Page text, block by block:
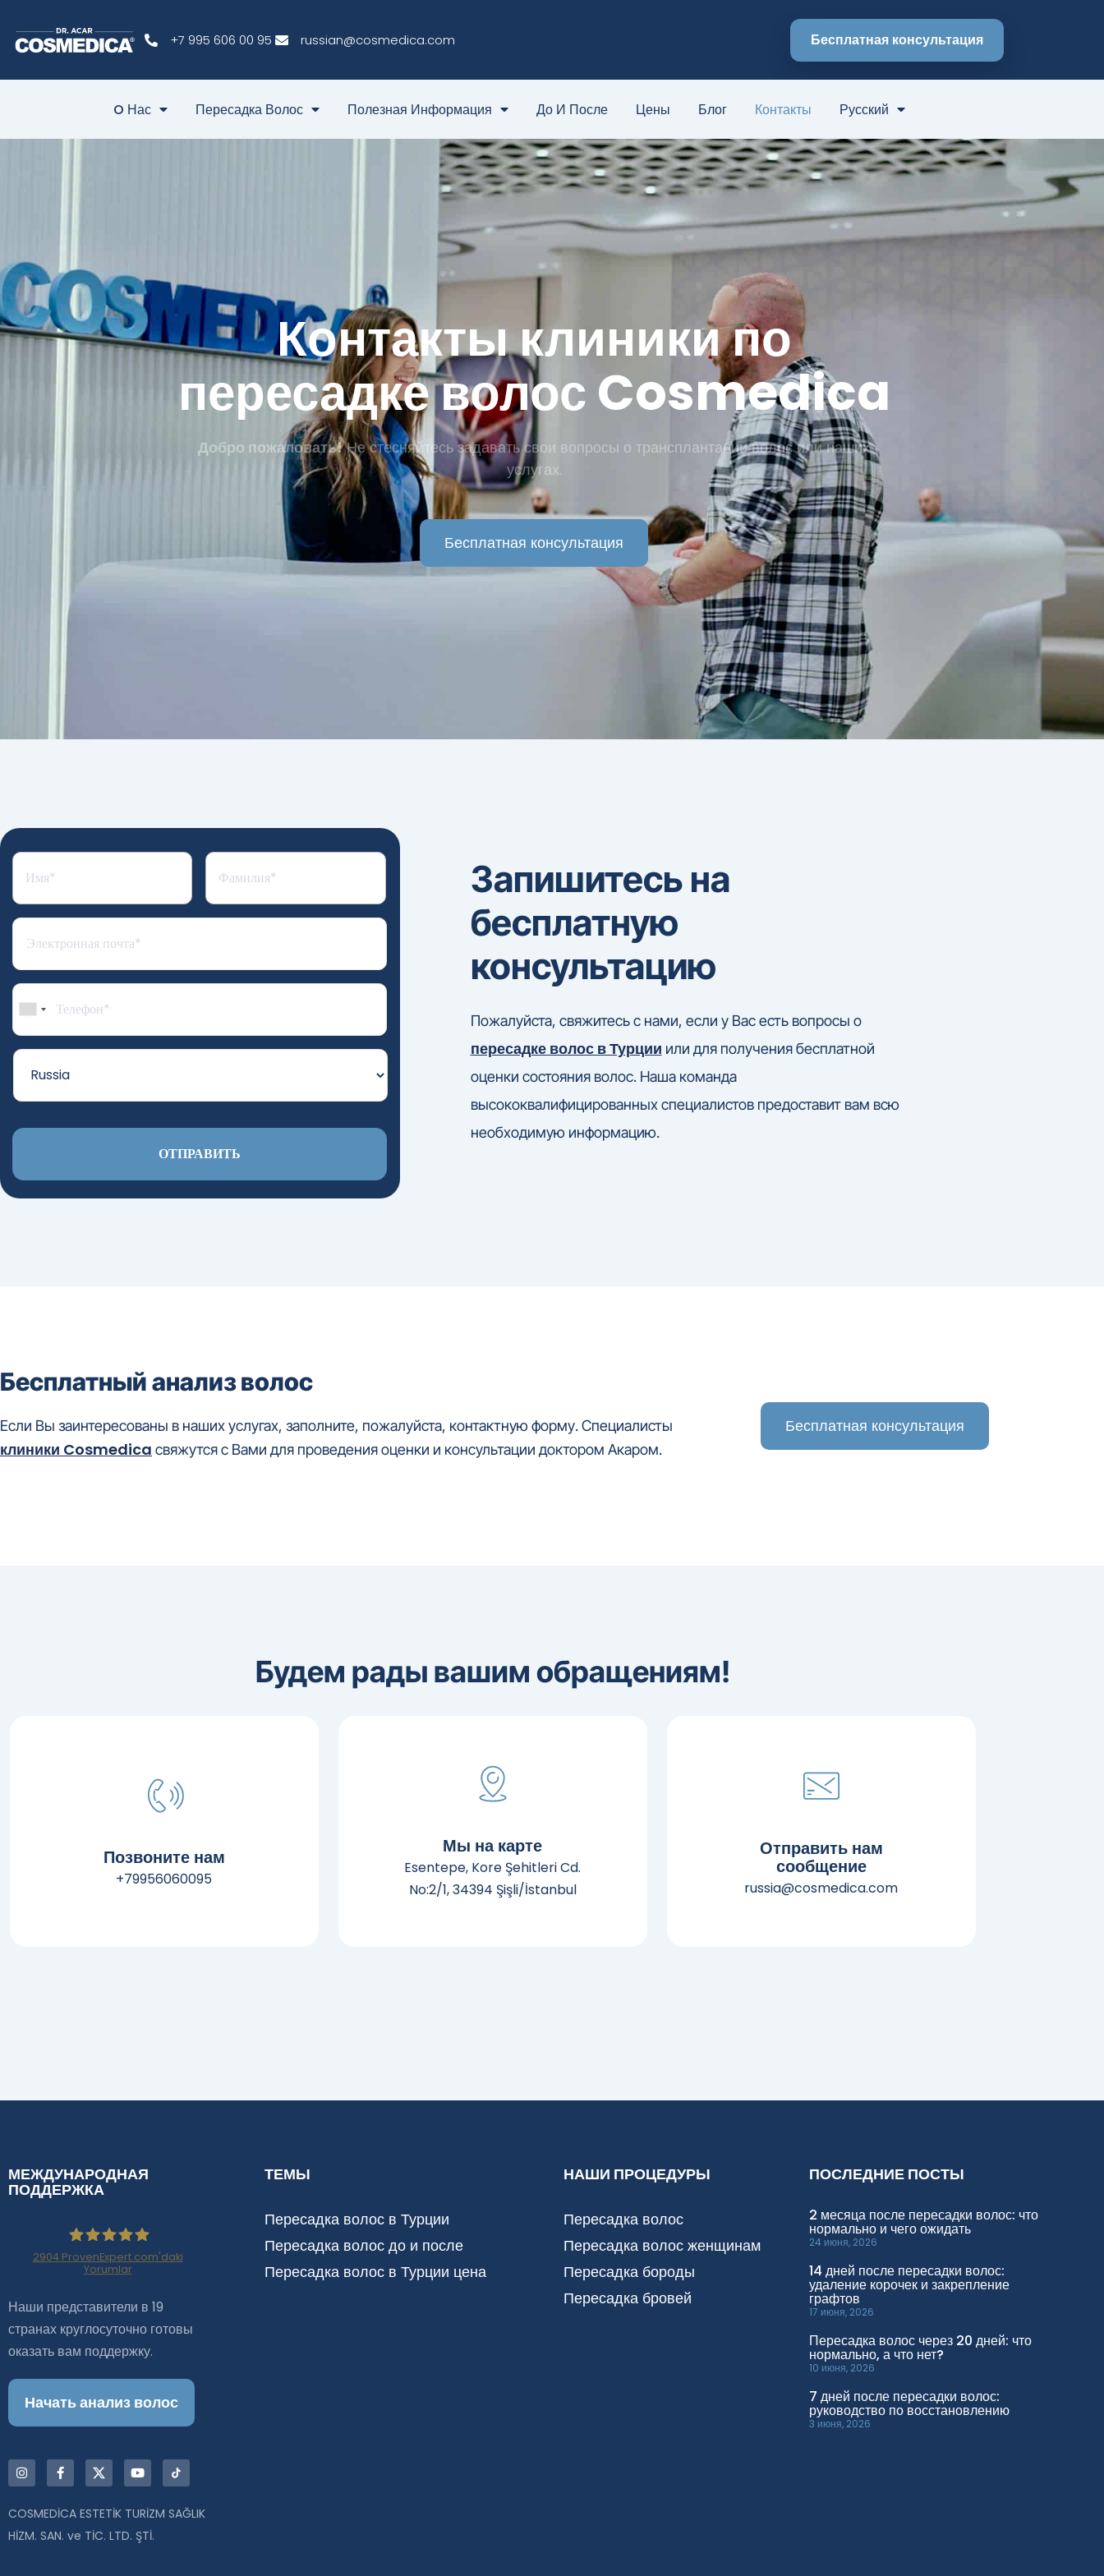
+7 995 606 00 95 russian@cosmedica.com Бесплатная консультация
O Нас Пересадка Волос Полезная Информация До И После Цены Блог Контакты Русский
Контакты клиники по
пересадке волос Cosmedica
Добро пожаловать!Не стесняйтесь задавать свои вопросы о трансплантации волос или наших
услугах.
Бесплатная консультация
Запишитесь на
бесплатную
консультацию
Пожалуйста, свяжитесь с нами, если у Вас есть вопросы о
пересадке волос в Турции или для получения бесплатной
оценки состояния волос. Наша команда
высококвалифицированных специалистов предоставит вам всю
необходимую информацию.
Бесплатный анализ волос
Если Вы заинтересованы в наших услугах, заполните, пожалуйста, контактную форму. Специалисты
клиники Cosmedica свяжутся с Вами для проведения оценки и консультации доктором Акаром.
Бесплатная консультация
Будем рады вашим обращениям!
Позвоните нам
+79956060095​
Мы на карте
Esentepe, Kore Şehitleri Cd.
No:2/1, 34394 Şişli/İstanbul
Отправить нам
сообщение
russia@cosmedica.com
МЕЖДУНАРОДНАЯ
ПОДДЕРЖКА
Istanbul |Dr.Acar aus
2904 ProvenExpert.com'daki
Yorumlar
Наши представители в 19
странах круглосуточно готовы
оказать вам поддержку.
Начать анализ волос
COSMEDİCA ESTETİK TURİZM SAĞLIK
HİZM. SAN. ve TİC. LTD. ŞTİ.
ТЕМЫ
Пересадка волос в Турции
Пересадка волос до и после
Пересадка волос в Турции цена
НАШИ ПРОЦЕДУРЫ
Пересадка волос
Пересадка волос женщинам
Пересадка бороды
Пересадка бровей
ПОСЛЕДНИЕ ПОСТЫ
2 месяца после пересадки волос: что
нормально и чего ожидать
24 июня, 2026
14 дней после пересадки волос:
удаление корочек и закрепление
графтов
17 июня, 2026
Пересадка волос через 20 дней: что
нормально, а что нет?
10 июня, 2026
7 дней после пересадки волос:
руководство по восстановлению
3 июня, 2026